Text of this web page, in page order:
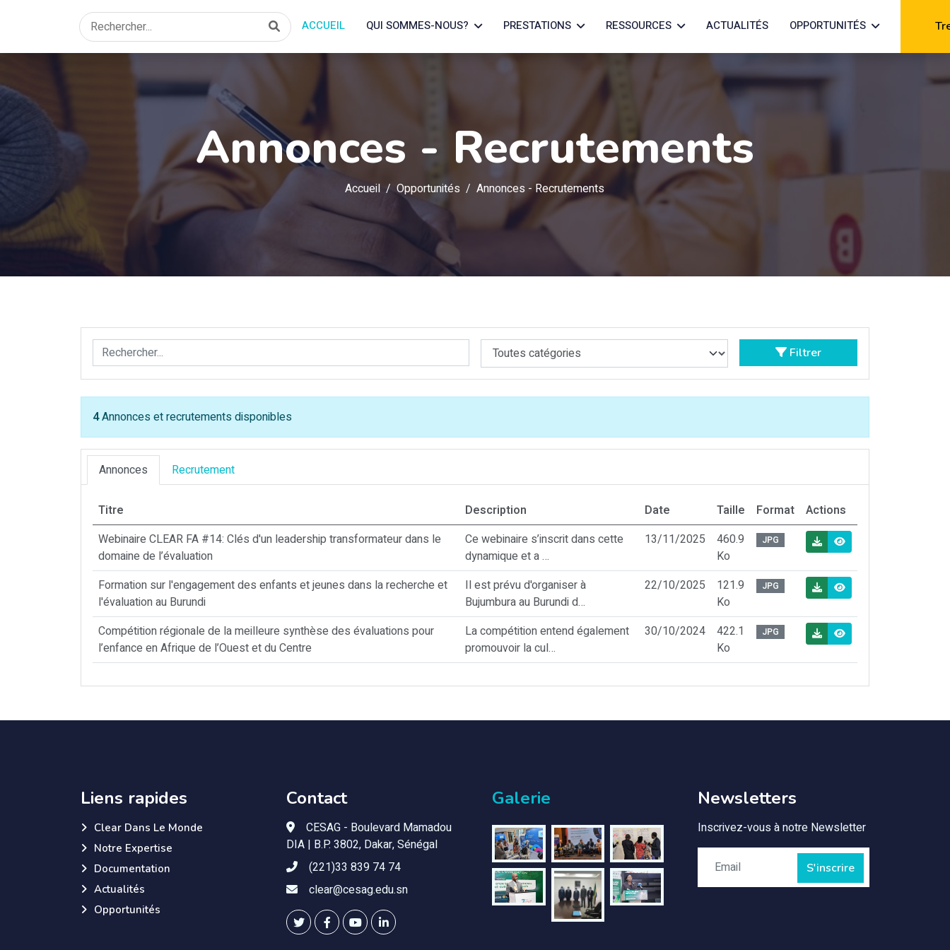
ACCUEIL QUI SOMMES-NOUS? PRESTATIONS RESSOURCES ACTUALITÉS OPPORTUNITÉS
Annonces - Recrutements
Accueil Opportunités Annonces - Recrutements
Filtrer
4Annonces et recrutements disponibles
Annonces Recrutement
Titre Description Date Taille Format
Actions
Webinaire CLEAR FA #14: Clés d'un leadership transformateur dans le
domaine de l’évaluation
Ce webinaire s’inscrit dans cette
dynamique et a …
13/11/2025
460.9
Ko
JPG
Formation sur l'engagement des enfants et jeunes dans la recherche et
l'évaluation au Burundi
Il est prévu d'organiser à
Bujumbura au Burundi d…
22/10/2025
121.9
Ko
JPG
Compétition régionale de la meilleure synthèse des évaluations pour
l’enfance en Afrique de l’Ouest et du Centre
La compétition entend également
promouvoir la cul…
30/10/2024
422.1
Ko
JPG
Liens rapides
Clear Dans Le Monde
Notre Expertise
Documentation
Actualités
Opportunités
Contact
CESAG - Boulevard Mamadou
DIA | B.P. 3802, Dakar, Sénégal
(221)33 839 74 74
clear@cesag.edu.sn
Galerie Newsletters
Inscrivez-vous à notre Newsletter
S'inscrire